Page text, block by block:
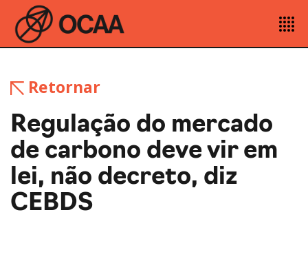
Retornar
Regulação do mercado
de carbono deve vir em
lei, não decreto, diz
CEBDS